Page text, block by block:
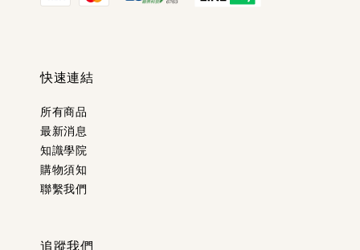
快速連結
所有商品
最新消息
知識學院
購物須知
聯繫我們
追蹤我們